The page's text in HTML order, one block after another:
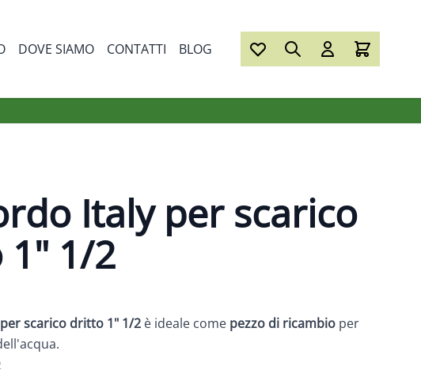
DOVE SIAMO CONTATTI BLOG
Italy per scarico
1/2
scarico dritto 1" 1/2 è ideale come pezzo di ricambio per